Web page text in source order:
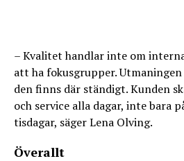
– Kvalitet handlar inte om
att ha fokusgrupper.
den finns där ständigt. Kunden
och service alla dagar, inte bara
tisdagar, säger Lena Olving.
Överallt